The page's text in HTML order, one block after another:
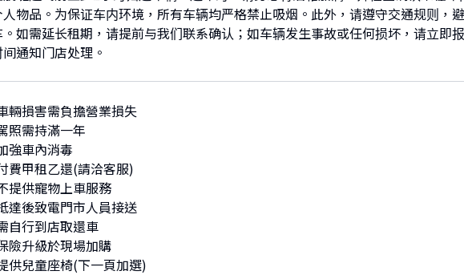
物品。为保证车内环境，所有车辆均严格禁止吸烟。此外，请遵守交通规则，
。如需延长租期，请提前与我们联系确认；如车辆发生事故或任何损坏，请立即
通知门店处理。
輛損害需負擔營業損失
照需持滿一年
強車內消毒
費甲租乙還(請洽客服)
提供寵物上車服務
達後致電門市人員接送
自行到店取還車
險升級於現場加購
供兒童座椅(下一頁加選)